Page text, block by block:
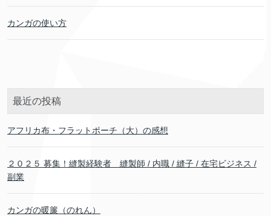
カンガの使い方
最近の投稿
アフリカ布・フラットポーチ（大）の感想
２０２５ 募集！縫製経験者 縫製師 / 内職 / 縫子 / 在宅ビジネス /
副業
カンガの暖簾（のれん）